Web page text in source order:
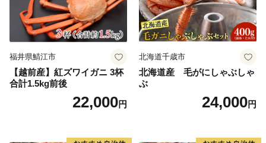
福井県鯖江市
【越前産】紅ズワイガニ 3杯
合計1.5kg前後
22,000円
北海道千歳市
北海道産 毛がにしゃぶしゃ
ぶ
24,000円